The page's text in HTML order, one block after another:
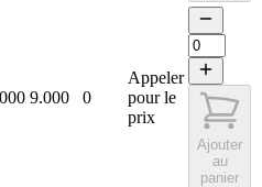
9.000 0
Appeler
pour le
prix
Ajouter
au
panier